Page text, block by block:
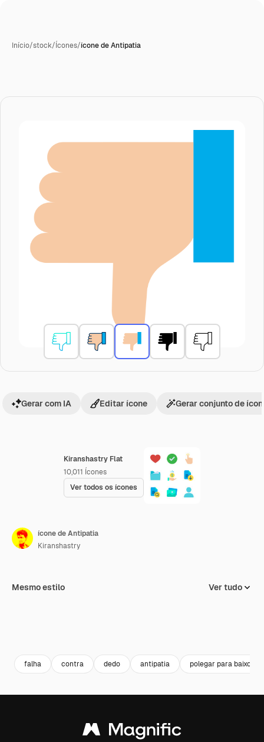
Início/stock/Ícones/ícone de Antipatia
Kiranshastry Flat
10,011 Ícones
Ver todos os ícones
Gerar com IA Editar ícone Gerar conjunto de
ícone de Antipatia
Kiranshastry
Mesmo estilo Ver tudo
falha contra dedo antipatia polegar para baixo